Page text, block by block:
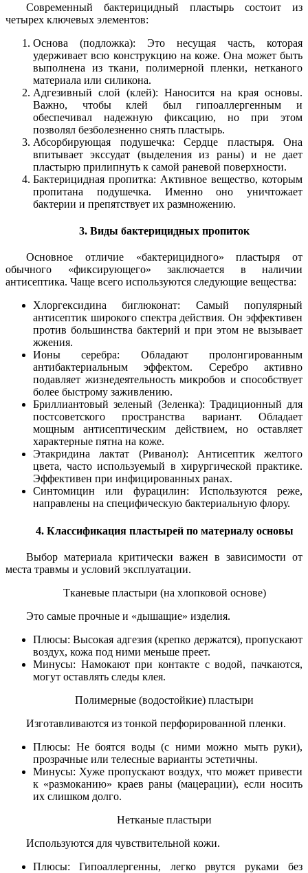
Современный бактерицидный пластырь состоит из
четырех ключевых элементов:
Основа (подложка): Это несущая часть, которая
удерживает всю конструкцию на коже. Она может быть
выполнена из ткани, полимерной пленки, нетканого
материала или силикона.
Адгезивный слой (клей): Наносится на края основы.
Важно, чтобы клей был гипоаллергенным и
обеспечивал надежную фиксацию, но при этом
позволял безболезненно снять пластырь.
Абсорбирующая подушечка: Сердце пластыря. Она
впитывает экссудат (выделения из раны) и не дает
пластырю прилипнуть к самой раневой поверхности.
Бактерицидная пропитка: Активное вещество, которым
пропитана подушечка. Именно оно уничтожает
бактерии и препятствует их размножению.
3. Виды бактерицидных пропиток
Основное отличие «бактерицидного» пластыря от
обычного «фиксирующего» заключается в наличии
антисептика. Чаще всего используются следующие вещества:
Хлоргексидина биглюконат: Самый популярный
антисептик широкого спектра действия. Он эффективен
против большинства бактерий и при этом не вызывает
жжения.
Ионы серебра: Обладают пролонгированным
антибактериальным эффектом. Серебро активно
подавляет жизнедеятельность микробов и способствует
более быстрому заживлению.
Бриллиантовый зеленый (Зеленка): Традиционный для
постсоветского пространства вариант. Обладает
мощным антисептическим действием, но оставляет
характерные пятна на коже.
Этакридина лактат (Риванол): Антисептик желтого
цвета, часто используемый в хирургической практике.
Эффективен при инфицированных ранах.
Синтомицин или фурацилин: Используются реже,
направлены на специфическую бактериальную флору.
4. Классификация пластырей по материалу основы
Выбор материала критически важен в зависимости от
места травмы и условий эксплуатации.
Тканевые пластыри (на хлопковой основе)
Это самые прочные и «дышащие» изделия.
Плюсы: Высокая адгезия (крепко держатся), пропускают
воздух, кожа под ними меньше преет.
Минусы: Намокают при контакте с водой, пачкаются,
могут оставлять следы клея.
Полимерные (водостойкие) пластыри
Изготавливаются из тонкой перфорированной пленки.
Плюсы: Не боятся воды (с ними можно мыть руки),
прозрачные или телесные варианты эстетичны.
Минусы: Хуже пропускают воздух, что может привести
к «размоканию» краев раны (мацерации), если носить
их слишком долго.
Нетканые пластыри
Используются для чувствительной кожи.
Плюсы: Гипоаллергенны, легко рвутся руками без